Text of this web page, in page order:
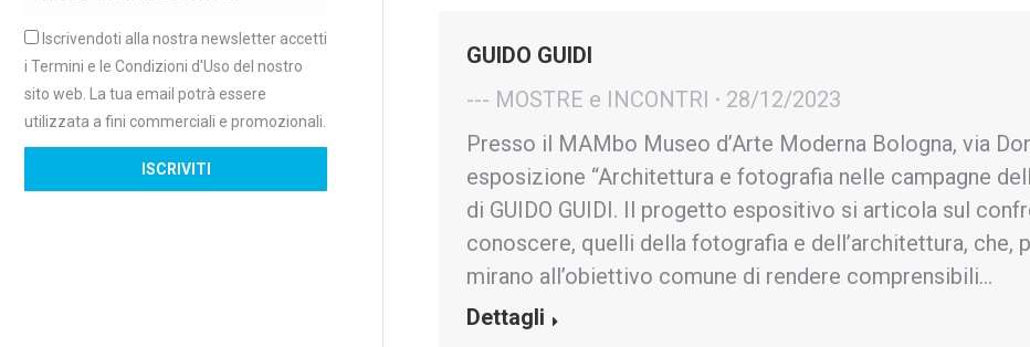
GUIDO GUIDI
--- MOSTRE e INCONTRI
28/12/2023
Presso il MAMbo Museo d’Arte Moderna Bologna, via
esposizione “Architettura e fotografia nelle campagne
di GUIDO GUIDI. Il progetto espositivo si articola sul
conoscere, quelli della fotografia e dell’architettura, che,
mirano all’obiettivo comune di rendere comprensibili…
Dettagli
Iscrivendoti alla nostra newsletter accetti
i Termini e le Condizioni d'Uso del nostro
sito web. La tua email potrà essere
utilizzata a fini commerciali e promozionali.